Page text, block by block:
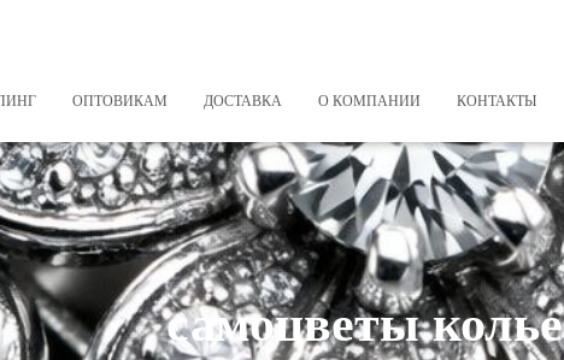
ОПТОВИКАМ ДОСТАВКА О КОМПАНИИ КОНТАКТЫ
самоцветы колье